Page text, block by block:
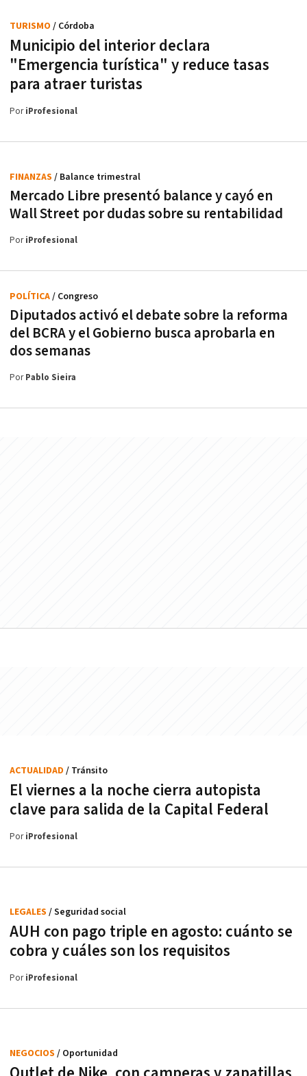
Municipio del interior declara
"Emergencia turística" y reduce tasas
para atraer turistas
TURISMO / Córdoba
PoriProfesional
Mercado Libre presentó balance y cayó en
Wall Street por dudas sobre su rentabilidad
FINANZAS / Balance trimestral
PoriProfesional
Diputados activó el debate sobre la reforma
del BCRA y el Gobierno busca aprobarla en
dos semanas
POLÍTICA/ Congreso
PorPablo Sieira
El viernes a la noche cierra autopista
clave para salida de la Capital Federal
ACTUALIDAD / Tránsito
PoriProfesional
AUH con pago triple en agosto: cuánto se
cobra y cuáles son los requisitos
LEGALES / Seguridad social
PoriProfesional
NEGOCIOS / Oportunidad